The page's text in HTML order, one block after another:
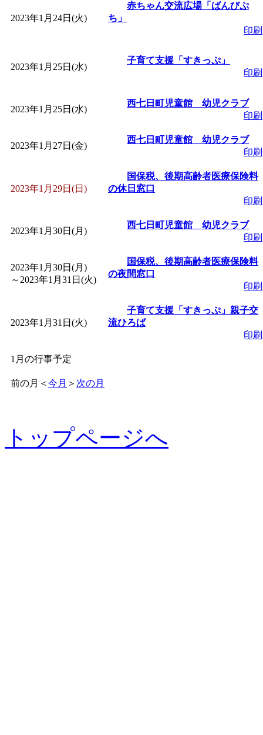
2023年1月24日(火)
赤ちゃん交流広場「ばんびぷ
ち」
印刷
2023年1月25日(水)
子育て支援「すきっぷ」
印刷
2023年1月25日(水)
西七日町児童館 幼児クラブ
印刷
2023年1月27日(金)
西七日町児童館 幼児クラブ
印刷
2023年1月29日(日)
国保税、後期高齢者医療保険料
の休日窓口
印刷
2023年1月30日(月)
西七日町児童館 幼児クラブ
印刷
2023年1月30日(月)
～ 2023年1月31日(火)
国保税、後期高齢者医療保険料
の夜間窓口
印刷
2023年1月31日(火)
子育て支援「すきっぷ」親子交
流ひろば
印刷
1月の行事予定
前の月 ＜ 今月 ＞ 次の月
トップページへ